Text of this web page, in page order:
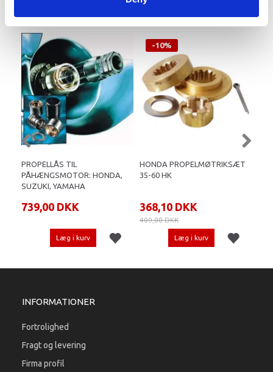
PROPELLÅS TIL
PÅHÆNGSMOTOR: HONDA,
SUZUKI, YAMAHA
739,00 DKK
Læg i kurv
-10%
HONDA PROPELMØTRIKSÆT
35-60 HK
368,10 DKK
409,00 DKK
Læg i kurv
INFORMATIONER
Fortrolighed
Fragt og levering
Firma profil